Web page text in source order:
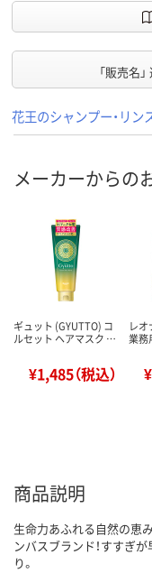
「販売名
花王のシャンプー・リン
メーカーからの
ギュット (GYUTTO) コ
ルセット ヘアマスク …
¥1,485（税込）
レオ
業務
商品説明
生命力あふれる自然の恵
ンバスブランド！すすぎ
り。